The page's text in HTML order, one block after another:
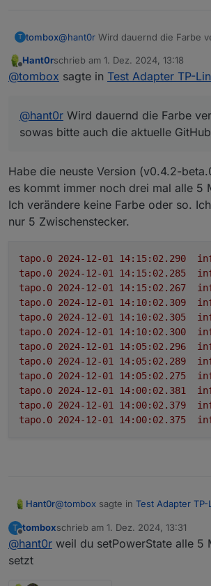
tapo.0 2024-11-29
tapo.0 2024-11-29
tapo.0 2024-11-29
Hatte eben auch das hier
Aber die Namen sind nun bei der
T tombox@hant0r Wird dauernd die Farbe
Offline
Hant0rschrieb am 1. Dez. 2024, 13:18
zuletzt editiert von
@tombox sagte in Test Adapter TP-
@hant0r Wird dauernd die Farbe
sowas bitte auch die aktuelle
Habe die neuste Version (v0.4.2-
es kommt immer noch drei mal alle 5
Ich verändere keine Farbe oder so.
nur 5 Zwischenstecker.
tapo.0
tapo.0
tapo.0
tapo.0
tapo.0
tapo.0
tapo.0
tapo.0
tapo.0
tapo.0
tapo.0
tapo.0
Hant0r@tombox sagte in Test Adapter TP-
@hant0rWird dauernd die
T
Offline
tomboxschrieb am 1. Dez. 2024, 13:31
zuletzt editiert von
@hant0r weil du setPowerState alle 5
setzt